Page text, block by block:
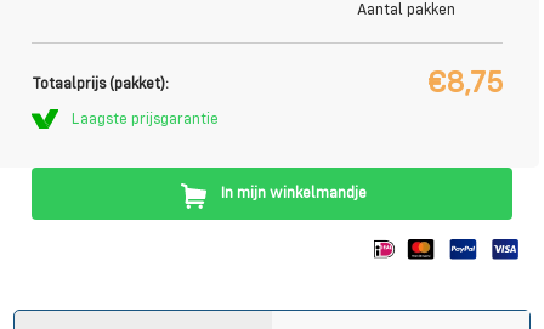
Aantal pakken
Totaalprijs (pakket): €8,75
Laagste prijsgarantie
In mijn winkelmandje